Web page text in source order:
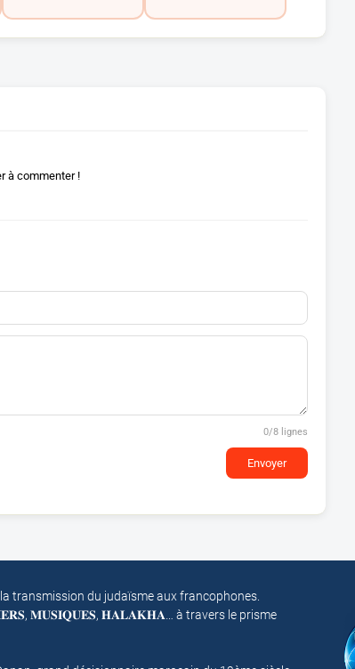
à commenter !
0/8 lignes
Envoyer
transmission du judaïsme aux francophones.
𝐌𝐔𝐒𝐈𝐐𝐔𝐄𝐒, 𝐇𝐀𝐋𝐀𝐊𝐇𝐀… à travers le prisme